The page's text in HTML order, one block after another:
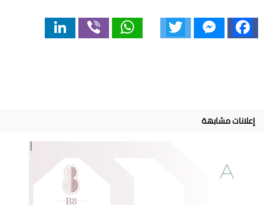
Facebook
Messenger
WhatsApp
إعلانات مشابهة